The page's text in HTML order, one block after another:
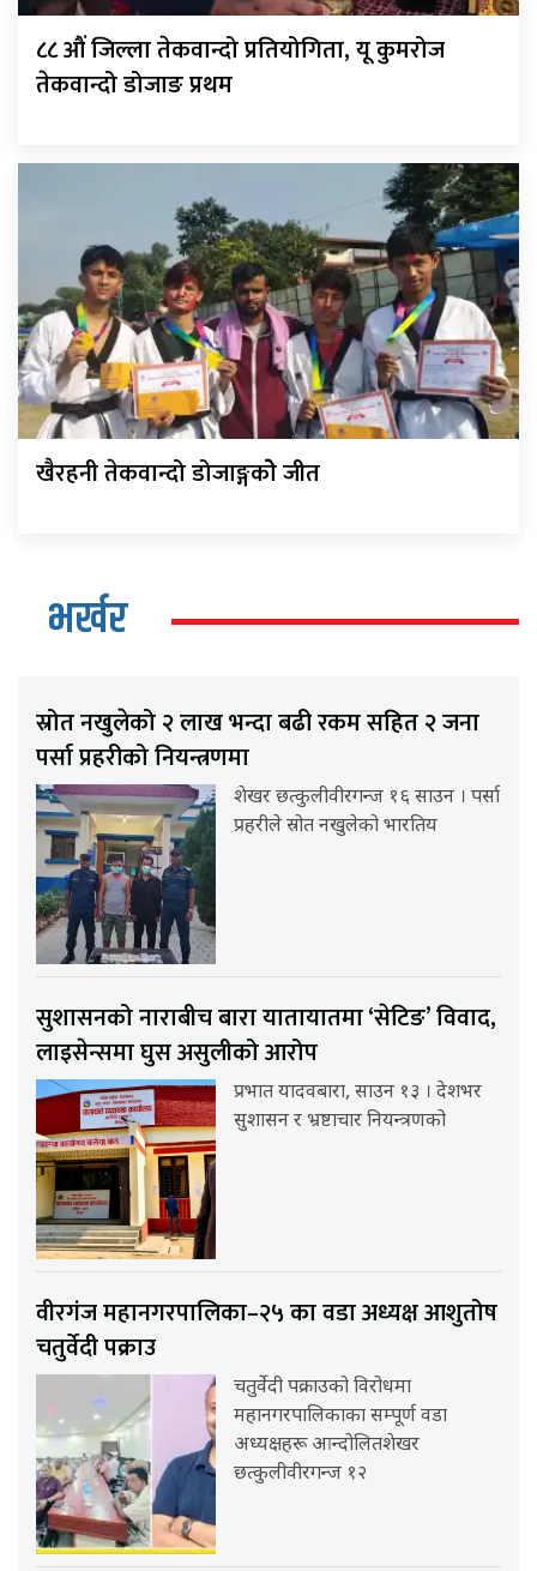
८८ औं जिल्ला तेकवान्दो प्रतियोगिता, यू कुमरोज
तेकवान्दो डोजाङ प्रथम
खैरहनी तेकवान्दो डोजाङ्गकोे जीत
भर्खर
स्रोत नखुलेको २ लाख भन्दा बढी रकम सहित २ जना
पर्सा प्रहरीको नियन्त्रणमा
शेखर छत्कुलीवीरगन्ज १६ साउन । पर्सा
प्रहरीले स्रोत नखुलेको भारतिय
सुशासनको नाराबीच बारा यातायातमा ‘सेटिङ’ विवाद,
लाइसेन्समा घुस असुलीको आरोप
प्रभात यादवबारा, साउन १३ । देशभर
सुशासन र भ्रष्टाचार नियन्त्रणको
वीरगंज महानगरपालिका–२५ का वडा अध्यक्ष आशुतोष
चतुर्वेदी पक्राउ
चतुर्वेदी पक्राउको विरोधमा
महानगरपालिकाका सम्पूर्ण वडा
अध्यक्षहरू आन्दोलितशेखर
छत्कुलीवीरगन्ज १२